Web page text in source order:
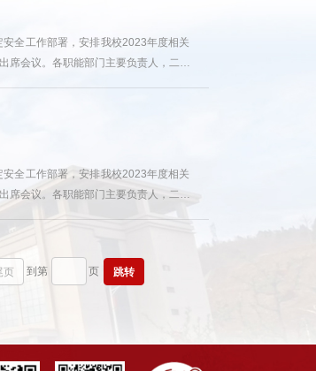
全工作部署，安排我校2023年度相关
会议。各职能部门主要负责人，二级
全工作部署，安排我校2023年度相关
会议。各职能部门主要负责人，二级
五”规划承上启下的关键一年，开展“三
页 到第 页 跳转